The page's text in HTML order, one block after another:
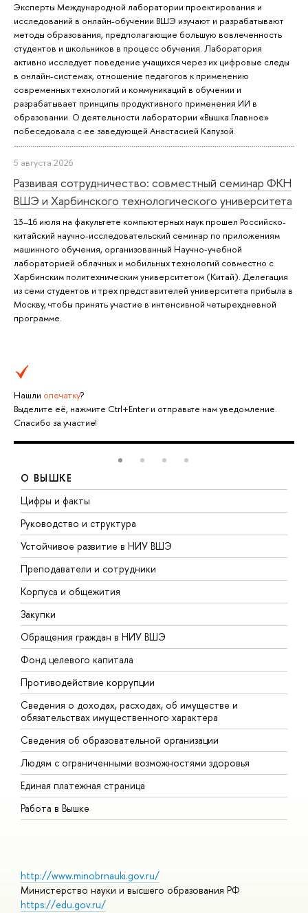
Эксперты Международной лаборатории проектирования и
исследований в онлайн-обучении ВШЭ изучают и разрабатывают
методы образования, предполагающие большую вовлеченность
студентов и школьников в процесс обучения. Лаборатория
активно исследует поведение учащихся через их цифровые следы
в онлайн-системах, отношение педагогов к применению
современных технологий и коммуникаций в обучении и
разрабатывает принципы продуктивного применения ИИ в
образовании. О деятельности лаборатории «Вышка.Главное»
побеседовала с ее заведующей Анастасией Капузой.
5 августа 2026
Развивая сотрудничество: совместный семинар ФКН
ВШЭ и Харбинского технологического университета
13–16 июля на факультете компьютерных наук прошел Российско-
китайский научно-исследовательский семинар по приложениям
машинного обучения, организованный Научно-учебной
лабораторией облачных и мобильных технологий совместно с
Харбинским политехническим университетом (Китай). Делегация
из семи студентов и трех представителей университета прибыла в
Москву, чтобы принять участие в интенсивной четырехдневной
программе.
Нашли опечатку?
Выделите её, нажмите Ctrl+Enter и отправьте нам уведомление.
Спасибо за участие!
О ВЫШКЕ
Цифры и факты
Руководство и структура
Устойчивое развитие в НИУ ВШЭ
Преподаватели и сотрудники
Корпуса и общежития
Закупки
Обращения граждан в НИУ ВШЭ
Фонд целевого капитала
Противодействие коррупции
Сведения о доходах, расходах, об имуществе и
обязательствах имущественного характера
Сведения об образовательной организации
Людям с ограниченными возможностями здоровья
Единая платежная страница
Работа в Вышке
http://www.minobrnauki.gov.ru/
Министерство науки и высшего образования РФ
https://edu.gov.ru/